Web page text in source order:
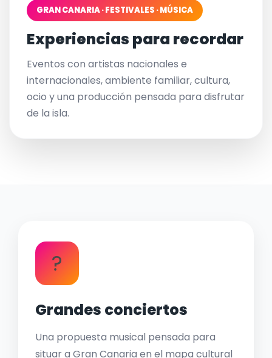
GRAN CANARIA · FESTIVALES · MÚSICA
Experiencias para recordar
Eventos con artistas nacionales e
internacionales, ambiente familiar, cultura,
ocio y una producción pensada para disfrutar
de la isla.
?
Grandes conciertos
Una propuesta musical pensada para
situar a Gran Canaria en el mapa cultural